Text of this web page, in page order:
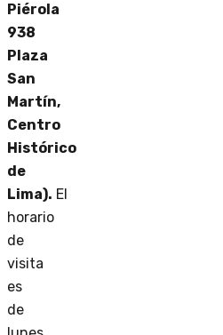
Piérola
938
Plaza
San
Martín,
Centro
Histórico
de
Lima). El
horario
de
visita
es
de